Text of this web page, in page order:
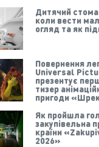
Дитячий
коли вести
огляд та як
Повернення
Universal
презентує
тизер
пригоди
Як пройшла
закупівельна
країни
2026»